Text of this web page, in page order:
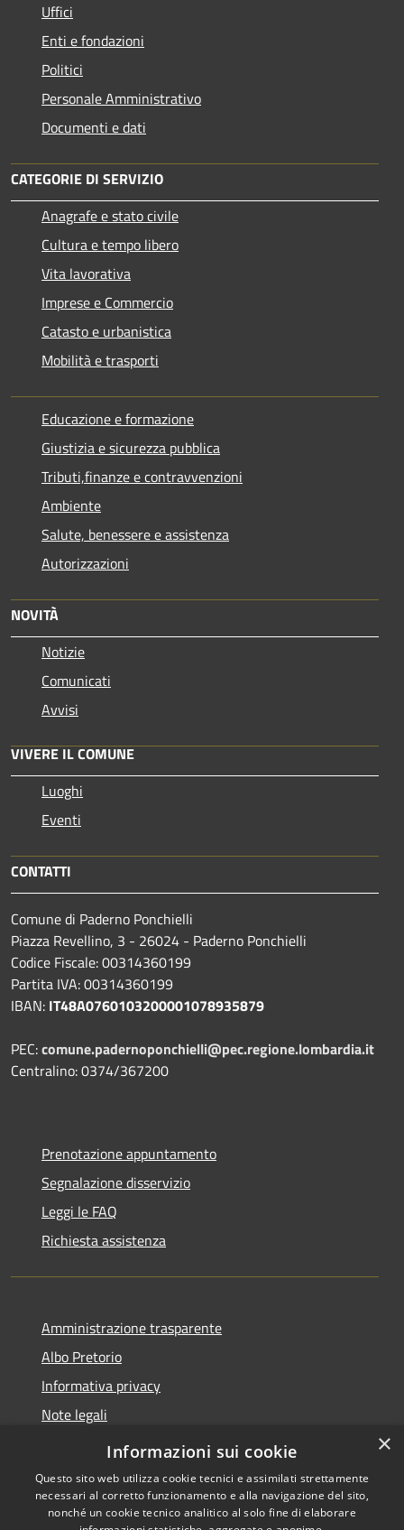
Uffici
Enti e fondazioni
Politici
Personale Amministrativo
Documenti e dati
CATEGORIE DI SERVIZIO
Anagrafe e stato civile
Cultura e tempo libero
Vita lavorativa
Imprese e Commercio
Catasto e urbanistica
Mobilità e trasporti
Educazione e formazione
Giustizia e sicurezza pubblica
Tributi,finanze e contravvenzioni
Ambiente
Salute, benessere e assistenza
Autorizzazioni
NOVITÀ
Notizie
Comunicati
Avvisi
VIVERE IL COMUNE
Luoghi
Eventi
CONTATTI
Comune di Paderno Ponchielli
Piazza Revellino, 3 - 26024 - Paderno Ponchielli
Codice Fiscale: 00314360199
Partita IVA: 00314360199
IBAN: IT48A0760103200001078935879
PEC:comune.padernoponchielli@pec.regione.lombardia.it
Centralino: 0374/367200
Prenotazione appuntamento
Segnalazione disservizio
Leggi le FAQ
Richiesta assistenza
Amministrazione trasparente
Albo Pretorio
Informativa privacy
Note legali
Dichiarazione di accessibilità 2025 ×
Informazioni sui cookie
Questo sito web utilizza cookie tecnici e assimilati strettamente
necessari al corretto funzionamento e alla navigazione del sito,
nonché un cookie tecnico analitico al solo fine di elaborare